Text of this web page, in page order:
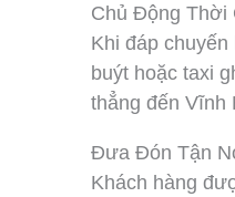
Chủ Động Thời
Khi đáp
buýt hoặc taxi
thẳng đến Vĩnh
Đưa Đón Tận
Khách hàng